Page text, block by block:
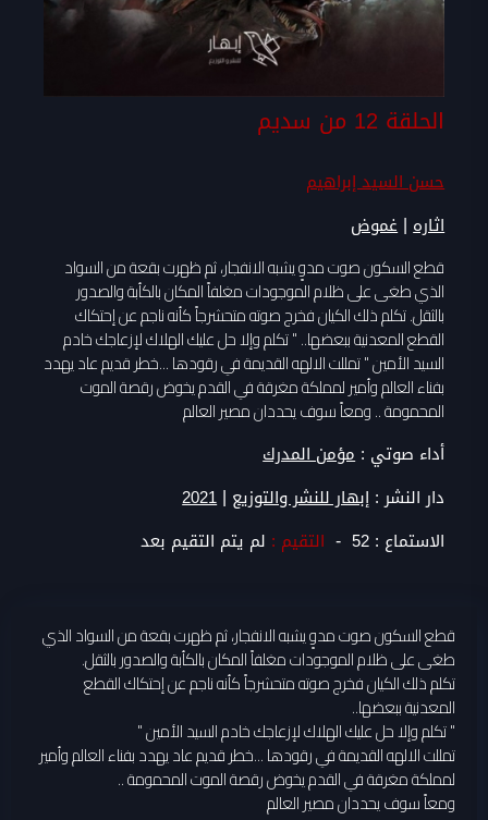
الحلقة 12 من سديم
حسن السيد إبراهيم
اثاره|غموض
قطع السكون صوت مدوٍ يشبه الانفجار، ثم ظهرت بقعة من السواد
الذي طغى على ظلام الموجودات مغلفاً المكان بالكأبة والصدور
بالثقل. تكلم ذلك الكيان فخرج صوته متحشرجاً كأنه ناجم عن إحتكاك
القطع المعدنية ببعضها.. " تكلم وإلا حل عليك الهلاك لإزعاجك خادم
السيد الأمين " تمللت الالهه القديمة في رقودها ...خطر قديم عاد يهدد
بفناء العالم وأمير لمملكة مغرقة في القدم يخوض رقصة الموت
المحمومة .. ومعاً سوف يحددان مصير العالم
أداء صوتي :مؤمن المدرك
دار النشر : إبهار للنشر والتوزيع |
2021
الاستماع : 52
- التقيم : لم يتم التقيم بعد
قطع السكون صوت مدوٍ يشبه الانفجار، ثم ظهرت بقعة من السواد الذي
طغى على ظلام الموجودات مغلفاً المكان بالكأبة والصدور بالثقل.
تكلم ذلك الكيان فخرج صوته متحشرجاً كأنه ناجم عن إحتكاك القطع
المعدنية ببعضها..
" تكلم وإلا حل عليك الهلاك لإزعاجك خادم السيد الأمين "
تمللت الالهه القديمة في رقودها ...خطر قديم عاد يهدد بفناء العالم وأمير
لمملكة مغرقة في القدم يخوض رقصة الموت المحمومة ..
ومعاً سوف يحددان مصير العالم